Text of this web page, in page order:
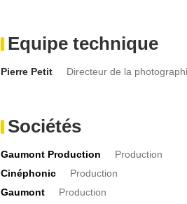
Equipe technique
Pierre Petit Directeur de la
Sociétés
Gaumont Production
Production
Cinéphonic
Production
Gaumont
Production